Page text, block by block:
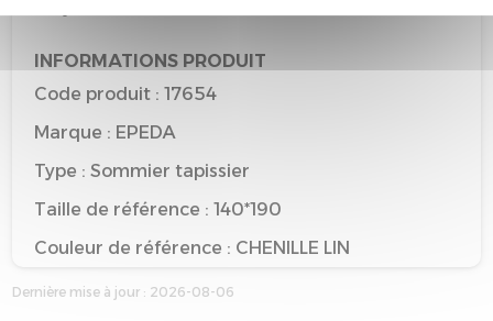
INFORMATIONS PRODUIT
Code produit : 17654
Marque : EPEDA
Type : Sommier tapissier
Taille de référence : 140*190
Couleur de référence : CHENILLE LIN
Dernière mise à jour : 2026-08-06